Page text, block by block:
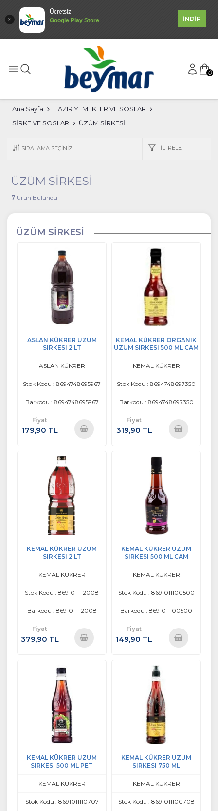
Ücretsiz
Google Play Store
İNDİR
0
Ana Sayfa
HAZIR YEMEKLER VE SOSLAR
SİRKE VE SOSLAR
ÜZÜM SİRKESİ
FILTRELE
ÜZÜM SİRKESİ
7Ürün Bulundu
ÜZÜM SİRKESİ
ASLAN KÜKRER UZUM
SIRKESI 2 LT
ASLAN KÜKRER
Stok Kodu : 8694748695967
Barkodu : 8694748695967
Fiyat
179,90 TL
KEMAL KÜKRER ORGANIK
UZUM SIRKESI 500 ML CAM
KEMAL KÜKRER
Stok Kodu : 8694748697350
Barkodu : 8694748697350
Fiyat
319,90 TL
KEMAL KÜKRER UZUM
SIRKESI 2 LT
KEMAL KÜKRER
Stok Kodu : 8691011112008
Barkodu : 8691011112008
Fiyat
379,90 TL
KEMAL KÜKRER UZUM
SIRKESI 500 ML CAM
KEMAL KÜKRER
Stok Kodu : 8691011100500
Barkodu : 8691011100500
Fiyat
149,90 TL
KEMAL KÜKRER UZUM
SIRKESI 500 ML PET
KEMAL KÜKRER
Stok Kodu : 8691011110707
KEMAL KÜKRER UZUM
SIRKESI 750 ML
KEMAL KÜKRER
Stok Kodu : 8691011100708